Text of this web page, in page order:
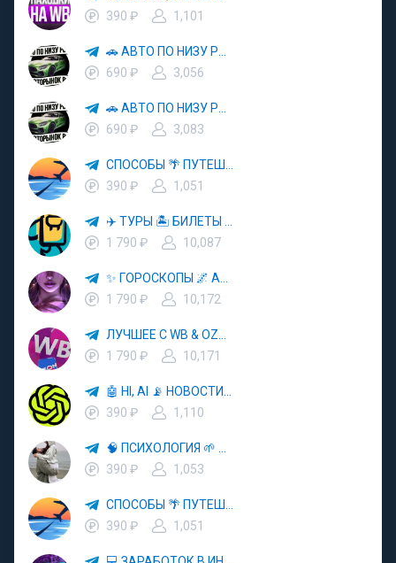
390 ₽
1,101
690 ₽
3,056
690 ₽
3,083
390 ₽
1,051
1 790 ₽
10,087
1 790 ₽
10,172
1 790 ₽
10,171
390 ₽
1,110
390 ₽
1,053
390 ₽
1,051